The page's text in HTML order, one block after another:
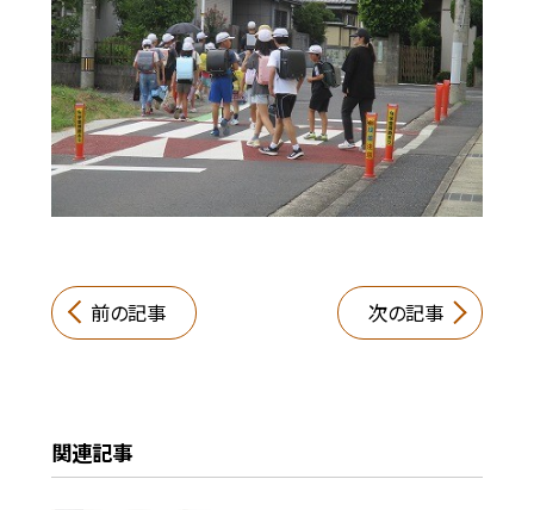
前の記事 次の記事
関連記事